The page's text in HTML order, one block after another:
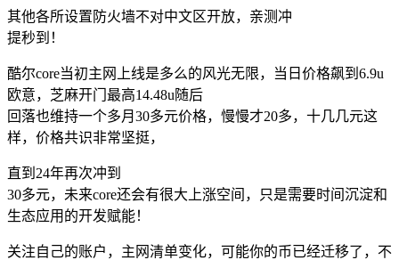
其他各所设置防火墙不对中文区开放，亲测冲
提秒到！
酷尔core当初主网上线是多么的风光无限，当日价格飙到6.9u
欧意，芝麻开门最高14.48u随后
回落也维持一个多月30多元价格，慢慢才20多，十几几元这
样，价格共识非常坚挺，
直到24年再次冲到
30多元，未来core还会有很大上涨空间，只是需要时间沉淀和
生态应用的开发赋能！
关注自己的账户，主网清单变化，可能你的币已经迁移了，不